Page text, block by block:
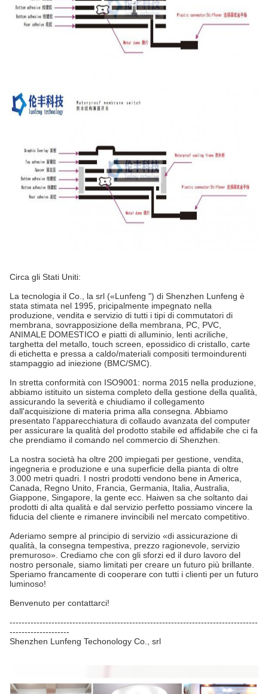
Circa gli Stati Uniti:
La tecnologia il Co., la srl («Lunfeng ") di Shenzhen Lunfeng è
stata stimata nel 1995, pricipalmente impegnato nella
produzione, vendita e servizio di tutti i tipi di commutatori di
membrana, sovrapposizione della membrana, PC, PVC,
ANIMALE DOMESTICO e piatti di alluminio, lenti acriliche,
targhetta del metallo, touch screen, epossidico di cristallo, carte
di etichetta e pressa a caldo/materiali compositi termoindurenti
stampaggio ad iniezione (BMC/SMC).
In stretta conformità con ISO9001: norma 2015 nella produzione,
abbiamo istituito un sistema completo della gestione della qualità,
assicurando la severità e chiudiamo il collegamento
dall'acquisizione di materia prima alla consegna. Abbiamo
presentato l'apparecchiatura di collaudo avanzata del computer
per assicurare la qualità del prodotto stabile ed affidabile che ci fa
che prendiamo il comando nel commercio di Shenzhen.
La nostra società ha oltre 200 impiegati per gestione, vendita,
ingegneria e produzione e una superficie della pianta di oltre
3.000 metri quadri. I nostri prodotti vendono bene in America,
Canada, Regno Unito, Francia, Germania, Italia, Australia,
Giappone, Singapore, la gente ecc. Haiwen sa che soltanto dai
prodotti di alta qualità e dal servizio perfetto possiamo vincere la
fiducia del cliente e rimanere invincibili nel mercato competitivo.
Aderiamo sempre al principio di servizio «di assicurazione di
qualità, la consegna tempestiva, prezzo ragionevole, servizio
premuroso». Crediamo che con gli sforzi ed il duro lavoro del
nostro personale, siamo limitati per creare un futuro più brillante.
Speriamo francamente di cooperare con tutti i clienti per un futuro
luminoso!
Benvenuto per contattarci!
-----------------------------------------------------------------------------------
--------------------
Shenzhen Lunfeng Techonology Co., srl